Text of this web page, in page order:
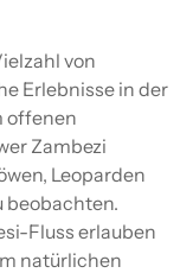
von
Erlebnisse in der
offenen
Zambezi
Leoparden
beobachten.
Fluss erlauben
natürlichen